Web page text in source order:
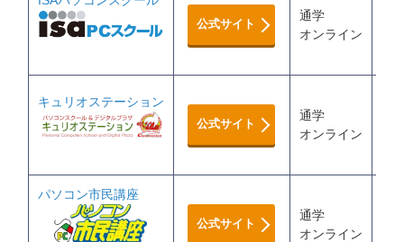
公式サイト
通学
オンライン
キュリオステーション
公式サイト
通学
オンライン
パソコン市民講座
公式サイト
通学
オンライン